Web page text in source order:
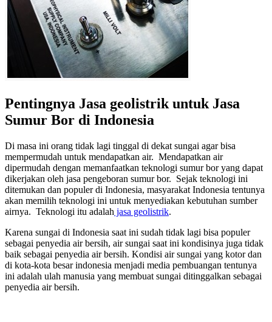
Pentingnya Jasa geolistrik untuk Jasa
Sumur Bor di Indonesia
Di masa ini orang tidak lagi tinggal di dekat sungai agar bisa
mempermudah untuk mendapatkan air. Mendapatkan air
dipermudah dengan memanfaatkan teknologi sumur bor yang dapat
dikerjakan oleh jasa pengeboran sumur bor. Sejak teknologi ini
ditemukan dan populer di Indonesia, masyarakat Indonesia tentunya
akan memilih teknologi ini untuk menyediakan kebutuhan sumber
airnya. Teknologi itu adalah jasa geolistrik.
Karena sungai di Indonesia saat ini sudah tidak lagi bisa populer
sebagai penyedia air bersih, air sungai saat ini kondisinya juga tidak
baik sebagai penyedia air bersih. Kondisi air sungai yang kotor dan
di kota-kota besar indonesia menjadi media pembuangan tentunya
ini adalah ulah manusia yang membuat sungai ditinggalkan sebagai
penyedia air bersih.